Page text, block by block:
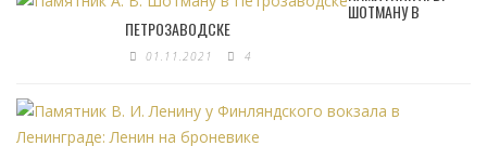
ШОТМАНУ В
ПЕТРОЗАВОДСКЕ
01.11.2021 4